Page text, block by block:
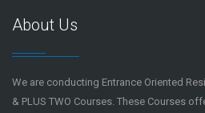
About Us
We are conducting Entrance Oriented
& PLUS TWO Courses. These Courses